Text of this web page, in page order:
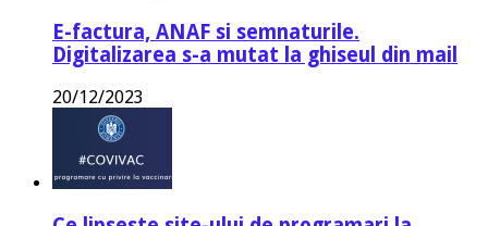
E-factura, ANAF si semnaturile.
Digitalizarea s-a mutat la ghiseul din mail
20/12/2023